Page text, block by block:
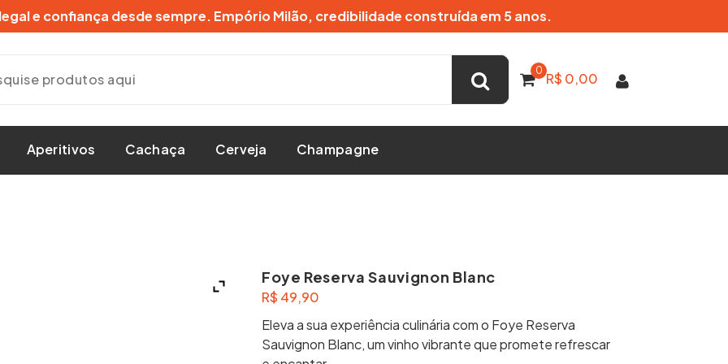
e confiança desde sempre. Empório Milão, credibilidade construída em 5 anos.
0 R$ 0,00
Aperitivos Cachaça Cerveja Champagne
Foye Reserva Sauvignon Blanc
R$ 49,90
Eleva a sua experiência culinária com o Foye Reserva
Sauvignon Blanc, um vinho vibrante que promete refrescar